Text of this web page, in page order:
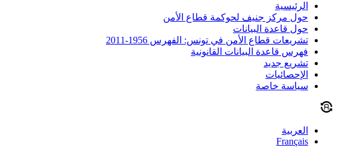
الرئيسية
حول مركز جنيف لحوكمة قطاع الأمن
حول قاعدة البيانات
تشريعات قطاع الأمن في تونس: الفهرس 1956-2011
فهرس قاعدة البيانات القانونية
تشريع جديد
الإحصائيات
سياسة خاصة
العربية
Français